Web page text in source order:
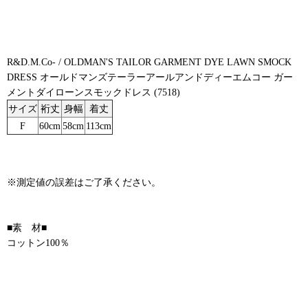
R&D.M.Co- / OLDMAN'S TAILOR GARMENT DYE LAWN SMOCK
DRESS オールドマンズテーラーアールアンドディーエムコー ガー
メントダイローンスモックドレス (7518)
サイズ 裄丈 身幅 着丈
F
60cm 58cm 113cm
※測定値の誤差はご了承ください。
■素 材■
コットン100％